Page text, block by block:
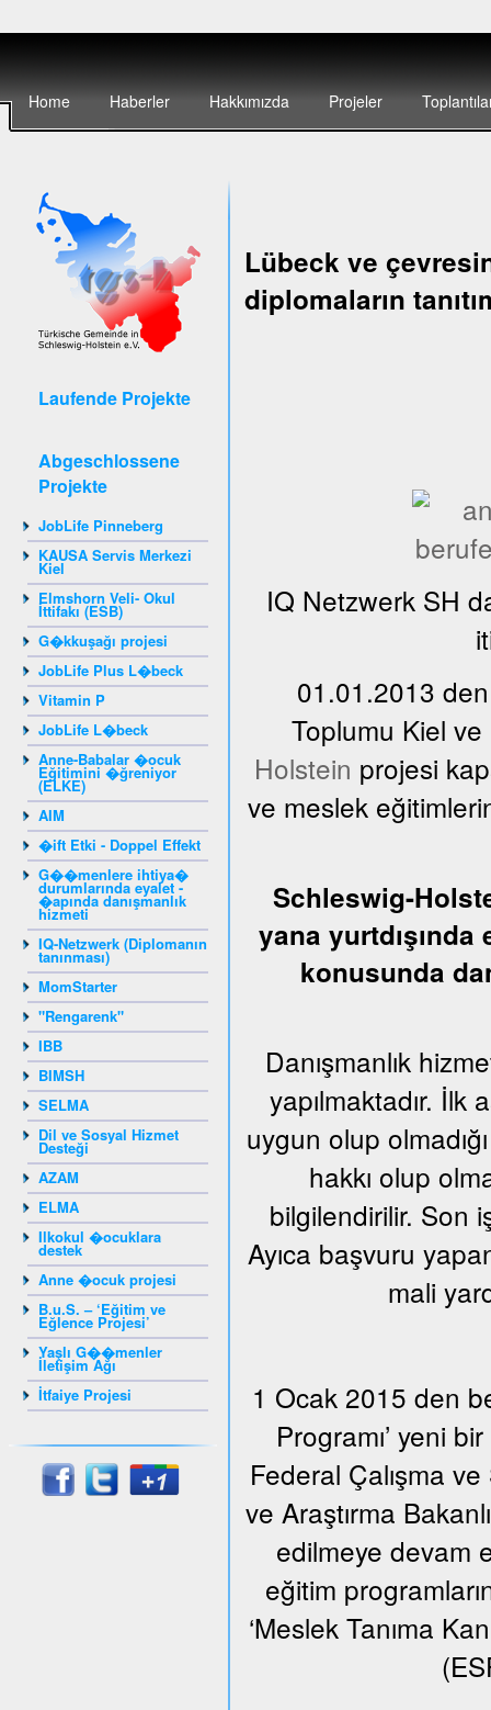
Home Haberler Hakkımızda Projeler
Laufende Projekte
Abgeschlossene
Projekte
JobLife Pinneberg
KAUSA Servis Merkezi
Kiel
Elmshorn Veli- Okul
İttifakı (ESB)
G�kkuşağı projesi
JobLife Plus L�beck
Vitamin P
JobLife L�beck
Anne-Babalar �ocuk
Eğitimini �ğreniyor
(ELKE)
AIM
�ift Etki - Doppel Effekt
G��menlere ihtiya�
durumlarında eyalet -
�apında danışmanlık
hizmeti
IQ-Netzwerk (Diplomanın
tanınması)
MomStarter
"Rengarenk"
IBB
BIMSH
SELMA
Dil ve Sosyal Hizmet
Desteği
AZAM
ELMA
Ilkokul �ocuklara
destek
Anne �ocuk projesi
B.u.S. – ‘Eğitim ve
Eğlence Projesi’
Yaşlı G��menler
İletişim Ağı
İtfaiye Projesi
Lübeck ve
diplomaların
IQ Netzwerk SH
01.01.2013
Toplumu Kiel
Holstein projesi
ve meslek
Schleswig-
yana yurtdışında
konusunda
Danışmanlık
yapılmaktadır.
uygun olup
hakkı olup
bilgilendirilir. Son
Ayıca başvuru
mali
1 Ocak 2015 den
Programı’ yeni
Federal Çalışma
ve Araştırma
edilmeye devam
eğitim
‘Meslek Tanıma